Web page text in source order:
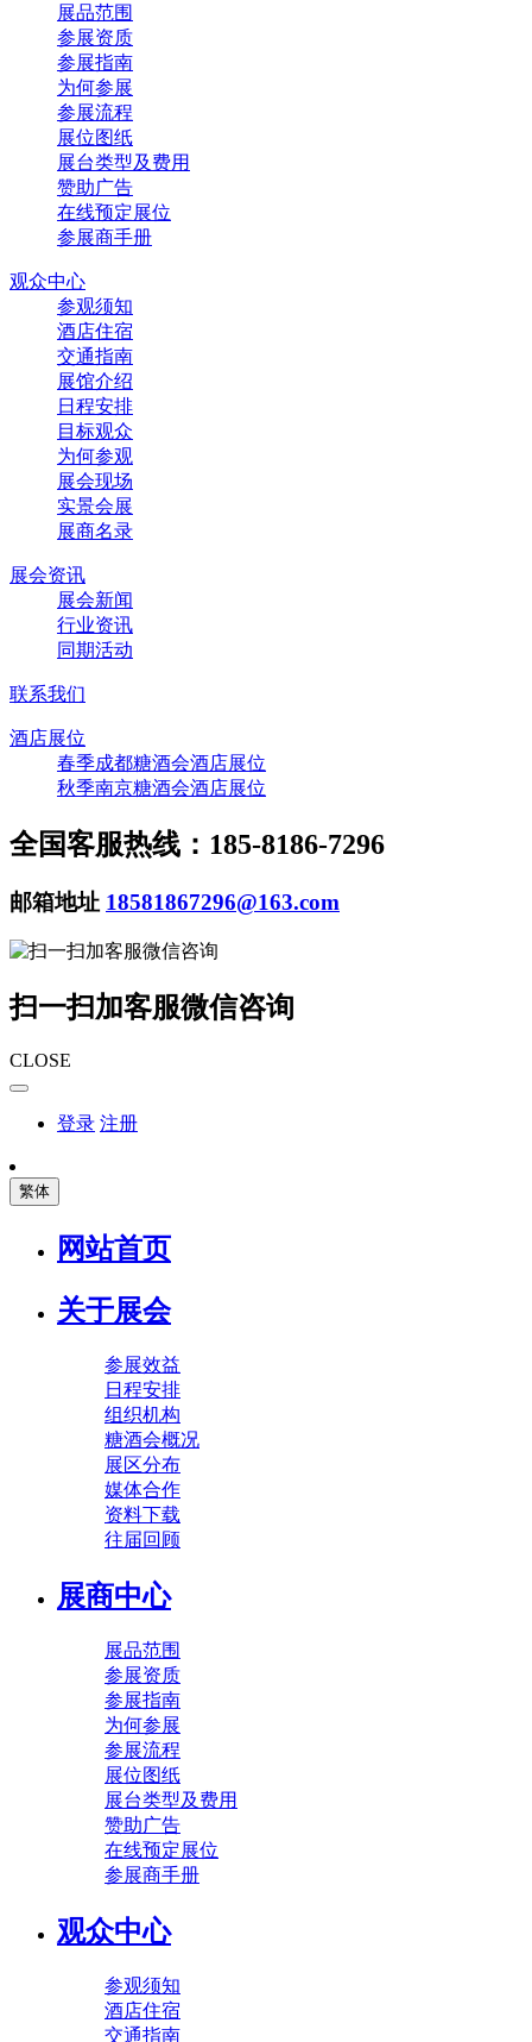
展品范围
参展资质
参展指南
为何参展
参展流程
展位图纸
展台类型及费用
赞助广告
在线预定展位
参展商手册
观众中心
参观须知
酒店住宿
交通指南
展馆介绍
日程安排
目标观众
为何参观
展会现场
实景会展
展商名录
展会资讯
展会新闻
行业资讯
同期活动
联系我们
酒店展位
春季成都糖酒会酒店展位
秋季南京糖酒会酒店展位
全国客服热线：185-8186-7296
邮箱地址 18581867296@163.com
扫一扫加客服微信咨询
CLOSE
登录 注册
繁体
网站首页
关于展会
参展效益
日程安排
组织机构
糖酒会概况
展区分布
媒体合作
资料下载
往届回顾
展商中心
展品范围
参展资质
参展指南
为何参展
参展流程
展位图纸
展台类型及费用
赞助广告
在线预定展位
参展商手册
观众中心
参观须知
酒店住宿
交通指南